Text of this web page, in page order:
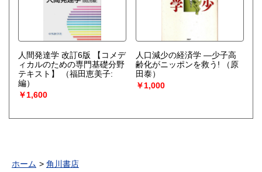
人間発達学 改訂6版 【コメデ
ィカルのための専門基礎分野
テキスト】
（福田恵美子:
編）
￥1,600
人口減少の経済学 ―少子高
齢化がニッポンを救う!
（原
田泰）
￥1,000
ホーム
角川書店